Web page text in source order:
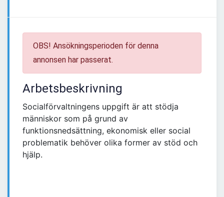
OBS! Ansökningsperioden för denna
annonsen har passerat.
Arbetsbeskrivning
Socialförvaltningens uppgift är att stödja
människor som på grund av
funktionsnedsättning, ekonomisk eller social
problematik behöver olika former av stöd och
hjälp.